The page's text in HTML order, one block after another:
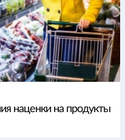
наценки на продукты